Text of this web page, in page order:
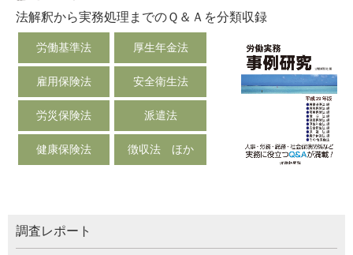
法解釈から実務処理までのＱ＆Ａを分類収録
労働基準法 厚生年金法
雇用保険法 安全衛生法
労災保険法 派遣法
健康保険法 徴収法 ほか
調査レポート